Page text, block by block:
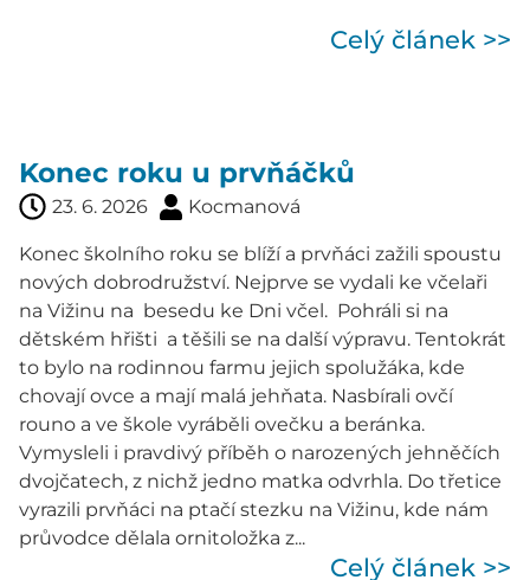
Celý článek >>
Konec roku u prvňáčků
23. 6. 2026 Kocmanová
Konec školního roku se blíží a prvňáci zažili spoustu
nových dobrodružství. Nejprve se vydali ke včelaři
na Vižinu na besedu ke Dni včel. Pohráli si na
dětském hřišti a těšili se na další výpravu. Tentokrát
to bylo na rodinnou farmu jejich spolužáka, kde
chovají ovce a mají malá jehňata. Nasbírali ovčí
rouno a ve škole vyráběli ovečku a beránka.
Vymysleli i pravdivý příběh o narozených jehněčích
dvojčatech, z nichž jedno matka odvrhla. Do třetice
vyrazili prvňáci na ptačí stezku na Vižinu, kde nám
průvodce dělala ornitoložka z...
Celý článek >>